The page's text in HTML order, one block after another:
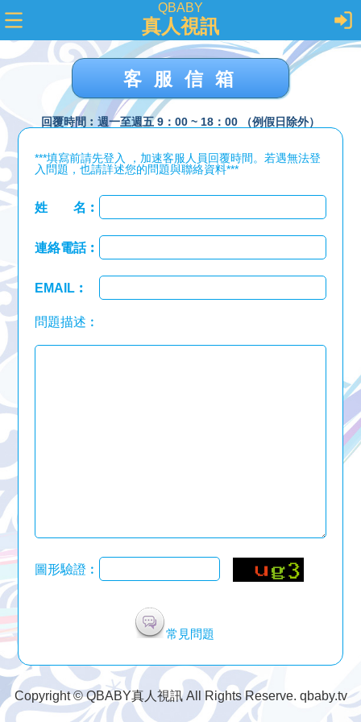
QBABY
真人視訊
客服信箱
回覆時間︰週一至週五 9：00 ~ 18：00 （例假日除外）
***填寫前請先登入 ，加速客服人員回覆時間。若遇無法登
入問題，也請詳述您的問題與聯絡資料***
姓 名︰
連絡電話︰
EMAIL︰
問題描述︰
圖形驗證︰
常見問題
Copyright © QBABY真人視訊 All Rights Reserve. qbaby.tv